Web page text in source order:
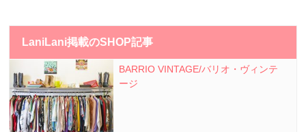
LaniLani掲載のSHOP記事
BARRIO VINTAGE/バリオ・ヴィンテ
ージ